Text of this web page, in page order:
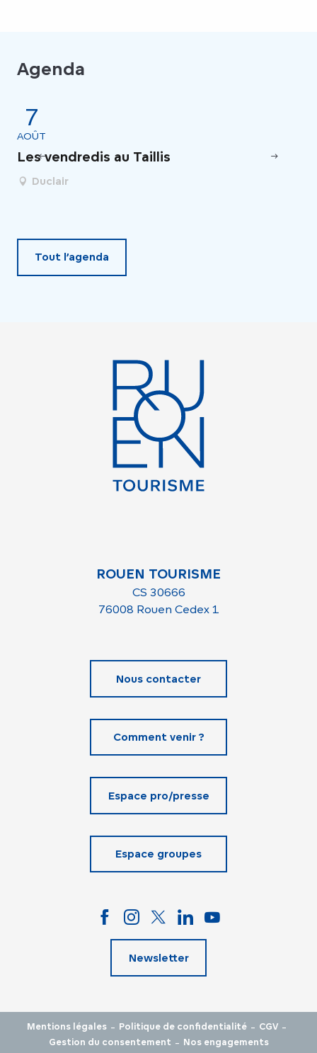
Agenda
7
AOÛT
Les vendredis au Taillis
Duclair
Tout l’agenda
ROUEN TOURISME
CS 30666
76008 Rouen Cedex 1
Nous contacter
Comment venir ?
Espace pro/presse
Espace groupes
Newsletter
Mentions légales - Politique de confidentialité - CGV -
Gestion du consentement - Nos engagements